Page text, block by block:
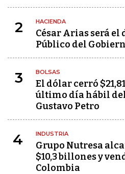
2 HACIENDA
César Arias será
Público del
3 BOLSAS
El dólar cerró
último día hábil
Gustavo Petro
4 INDUSTRIA
Grupo Nutresa
$10,3 billones y
Colombia